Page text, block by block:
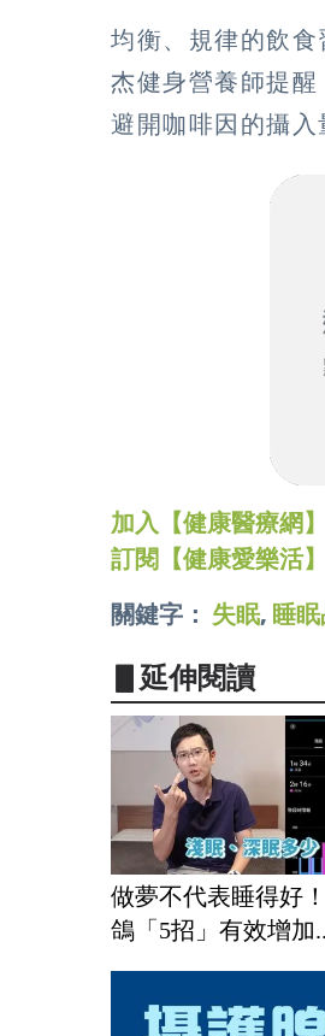
均衡、規律的飲
杰健身營養師提
避開咖啡因的攝入
加入【健康醫療網
訂閱【健康愛樂活
關鍵字： 失眠, 睡
▋延伸閱讀
做夢不代表睡得好
鴿「5招」有效增加